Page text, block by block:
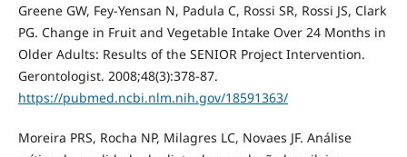
Greene GW, Fey-Yensan N, Padula C, Rossi SR, Rossi JS, Clark
PG. Change in Fruit and Vegetable Intake Over 24 Months in
Older Adults: Results of the SENIOR Project Intervention.
Gerontologist. 2008;48(3):378-87.
https://pubmed.ncbi.nlm.nih.gov/18591363/
Moreira PRS, Rocha NP, Milagres LC, Novaes JF. Análise